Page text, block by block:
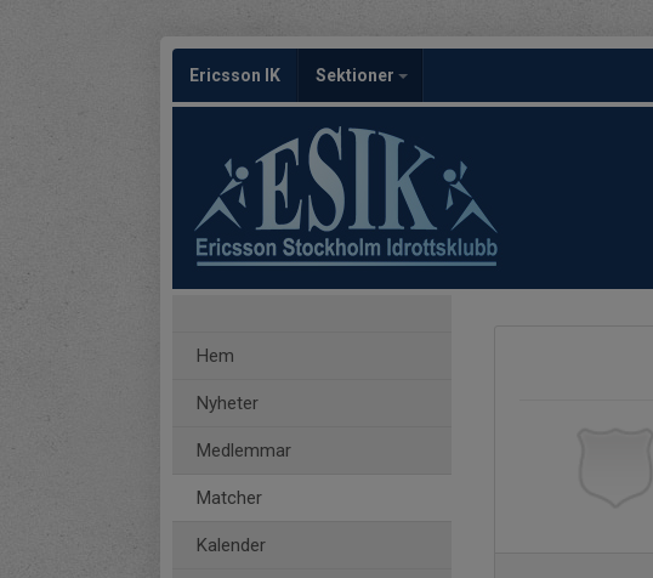
Ericsson IK Sektioner
Hem
Nyheter
Medlemmar
Matcher
Kalender